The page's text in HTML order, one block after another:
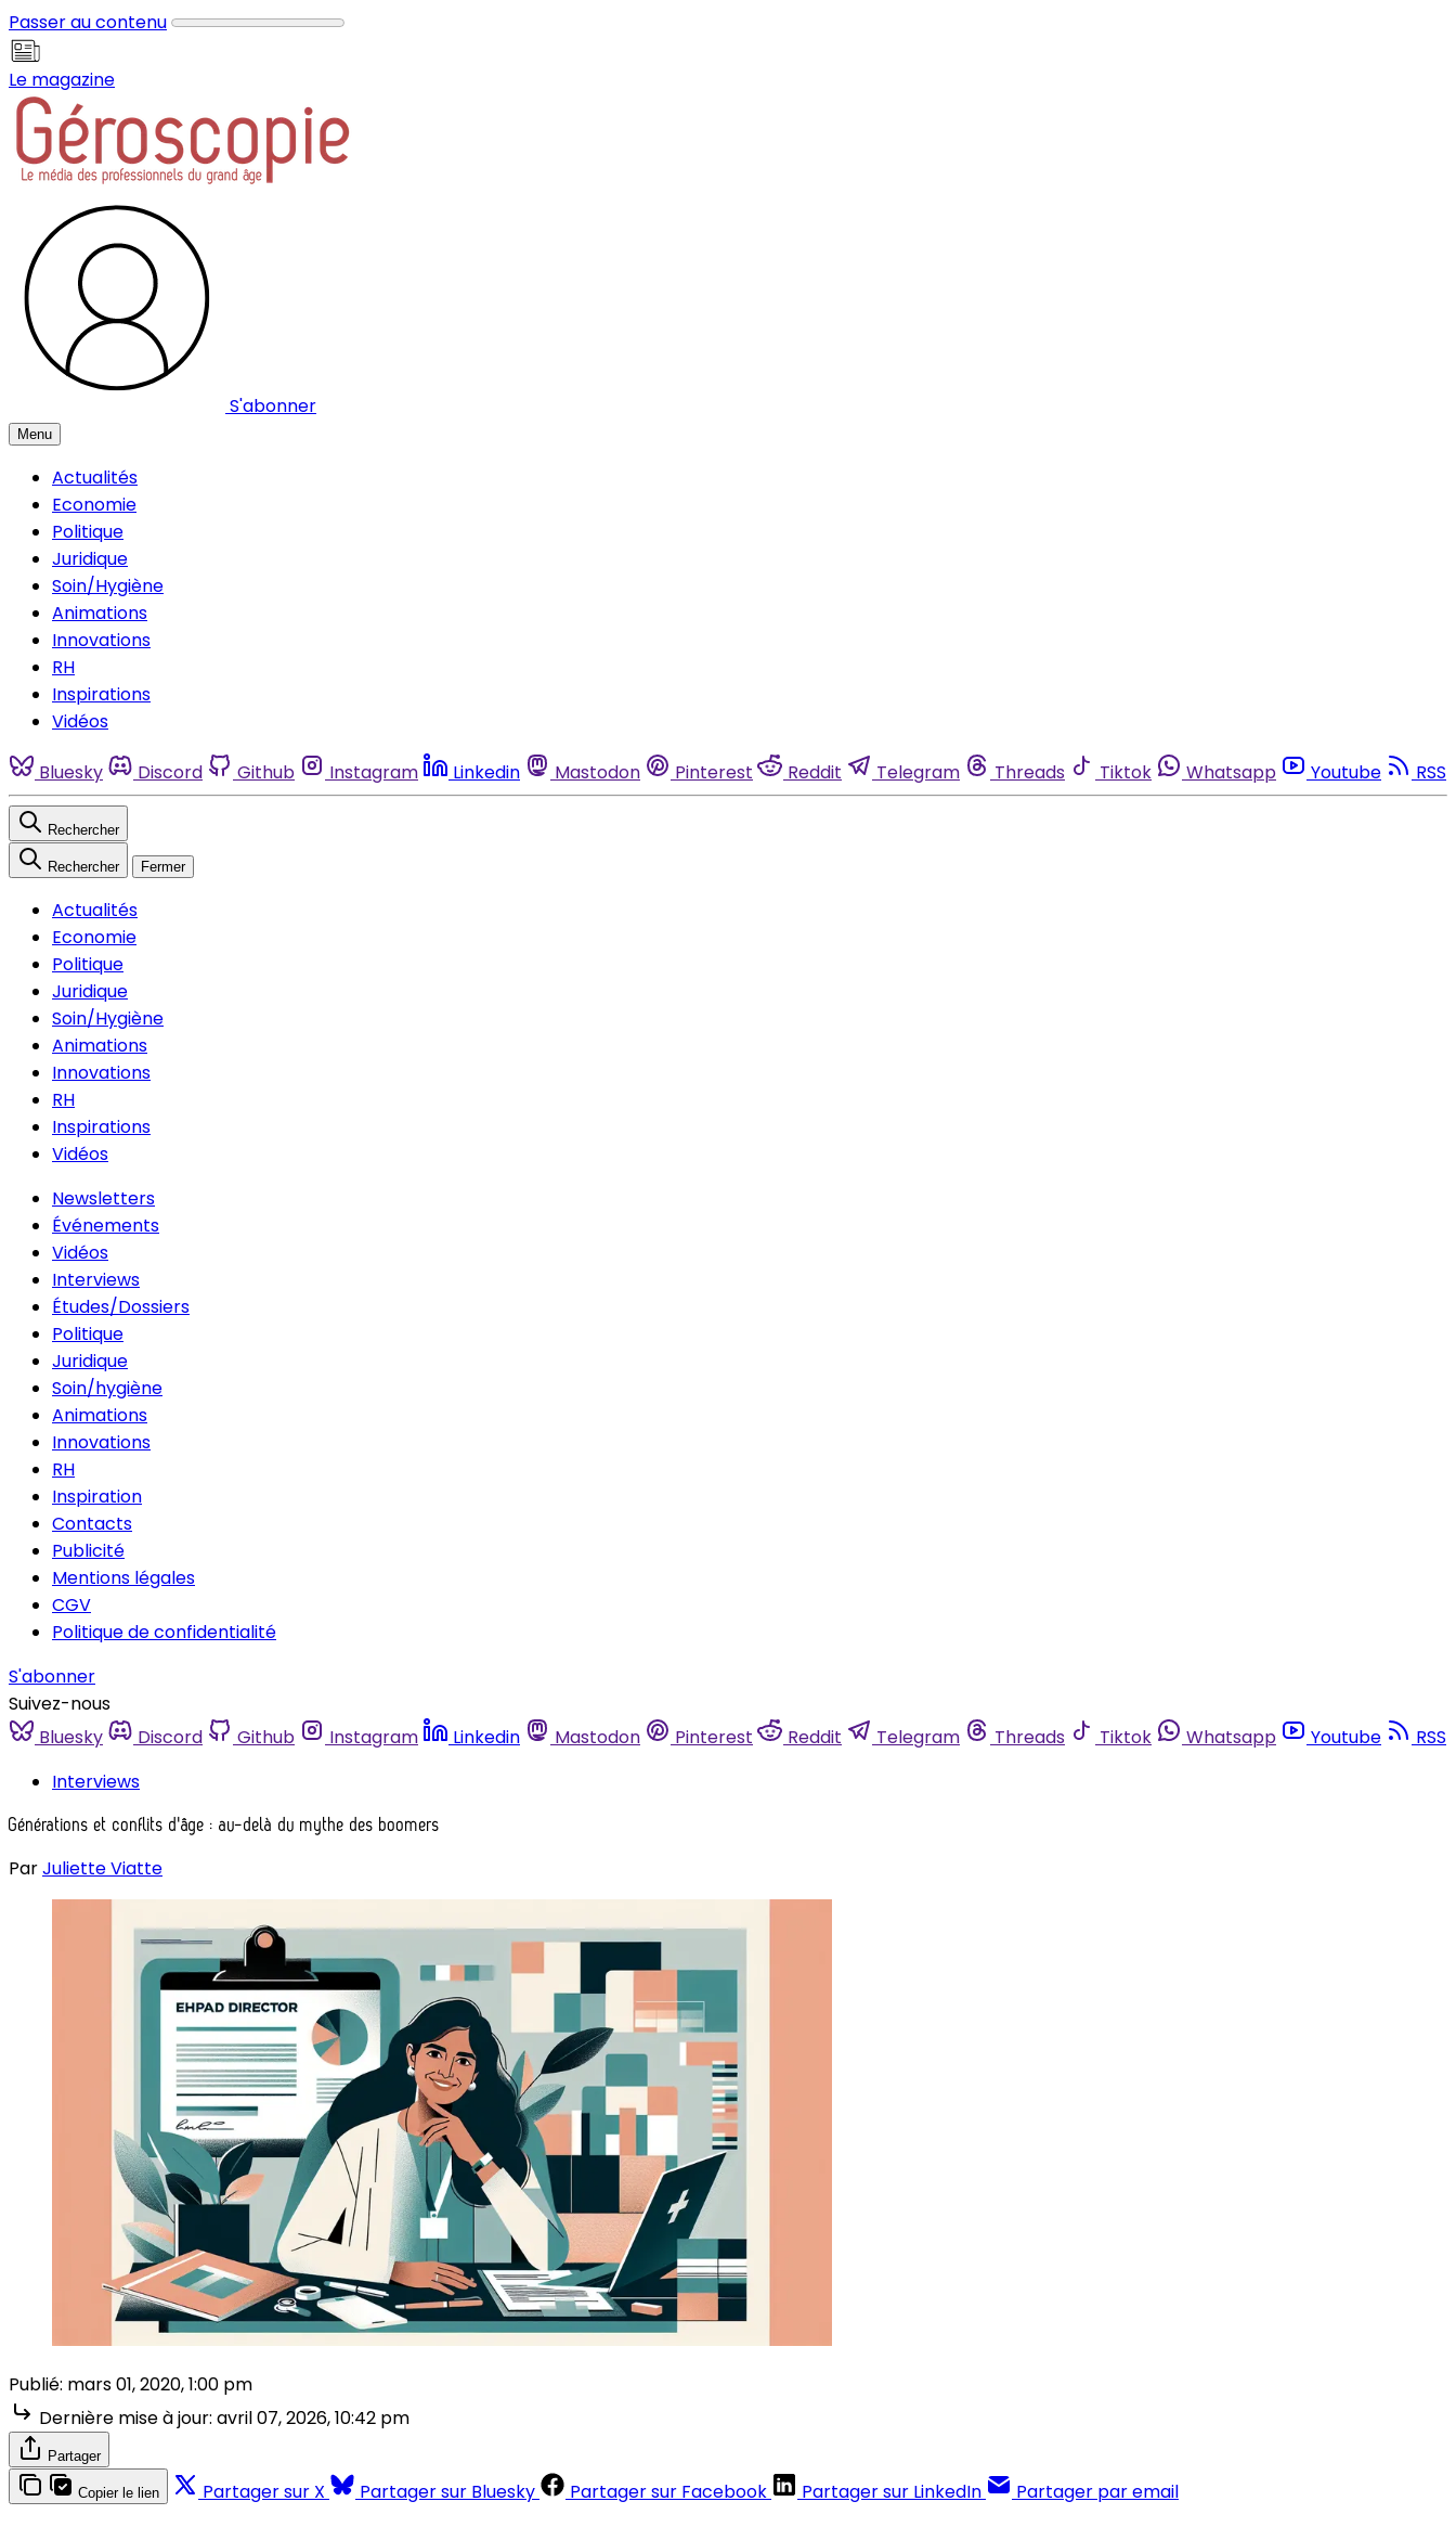
Passer au contenu
Le magazine
S'abonner
Menu
Actualités
Economie
Politique
Juridique
Soin/Hygiène
Animations
Innovations
RH
Inspirations
Vidéos
Bluesky Discord Github Instagram Linkedin Mastodon Pinterest Reddit Telegram Threads Tiktok Whatsapp Youtube RSS
Rechercher
Rechercher Fermer
Actualités
Economie
Politique
Juridique
Soin/Hygiène
Animations
Innovations
RH
Inspirations
Vidéos
Newsletters
Événements
Vidéos
Interviews
Études/Dossiers
Politique
Juridique
Soin/hygiène
Animations
Innovations
RH
Inspiration
Contacts
Publicité
Mentions légales
CGV
Politique de confidentialité
S'abonner
Suivez-nous
Bluesky
Discord Github Instagram Linkedin Mastodon Pinterest Reddit Telegram Threads Tiktok Whatsapp Youtube
RSS
Interviews
Générations et conflits d'âge : au-delà du mythe des boomers
ParJuliette Viatte
Publié: mars 01, 2020, 1:00 pm
Dernière mise à jour: avril 07, 2026, 10:42 pm
Partager
Copier le lien Partager sur X Partager sur Bluesky Partager sur Facebook Partager sur LinkedIn Partager par email
Panneau de gestion des cookies